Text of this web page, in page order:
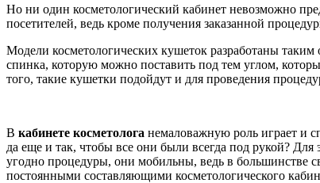
Но ни один косметологический кабинет невозможно
посетителей, ведь кроме получения заказанной
Модели косметологических кушеток разработаны
спинка, которую можно поставить под тем углом,
того, такие кушетки подойдут и для проведения
В кабинете косметолога немаловажную роль играет и
да еще и так, чтобы все они были всегда под рукой?
угодно процедуры, они мобильны, ведь в большинстве
постоянными составляющими косметологического